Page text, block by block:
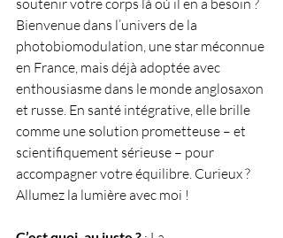
soutenir votre corps là où il en a besoin ?
Bienvenue dans l’univers de la
photobiomodulation, une star méconnue
en France, mais déjà adoptée avec
enthousiasme dans le monde anglosaxon
et russe. En santé intégrative, elle brille
comme une solution prometteuse – et
scientifiquement sérieuse – pour
accompagner votre équilibre. Curieux ?
Allumez la lumière avec moi !